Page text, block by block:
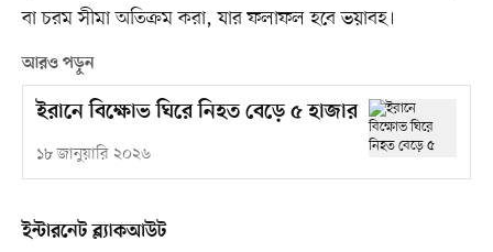
বা চরম সীমা অতিক্রম করা, যার ফলাফল হবে ভয়াবহ।
আরও পড়ুন
ইরানে বিক্ষোভ ঘিরে নিহত বেড়ে ৫ হাজার
১৮ জানুয়ারি ২০২৬
ইন্টারনেট ব্ল্যাকআউট